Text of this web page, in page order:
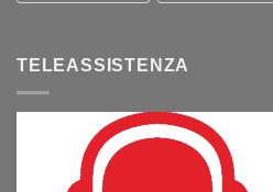
TELEASSISTENZA